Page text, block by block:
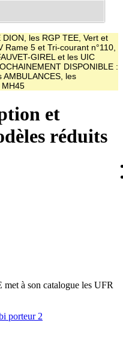
les RGP TEE, Vert et
5 et Tri-courant n°110,
GIREL et les UIC
DISPONIBLE :
les
MH45
et
réduits
à son catalogue les UFR